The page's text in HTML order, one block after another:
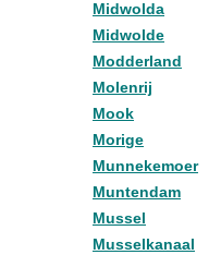
Midwolda
Midwolde
Modderland
Molenrij
Mook
Morige
Munnekemoer
Muntendam
Mussel
Musselkanaal